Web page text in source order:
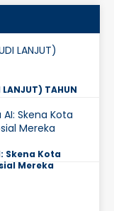
LANJUT) TAHUN
Skena Kota
Mereka